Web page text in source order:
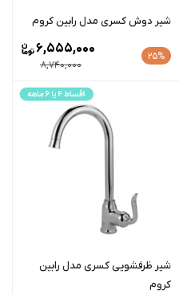
شیر دوش کسری مدل رابین کروم
25%
8,740,000
6,555,000
شیر ظرفشویی کسری مدل رابین
کروم